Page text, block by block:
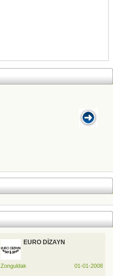
EURO DİZAYN
Zonguldak 01-01-2008